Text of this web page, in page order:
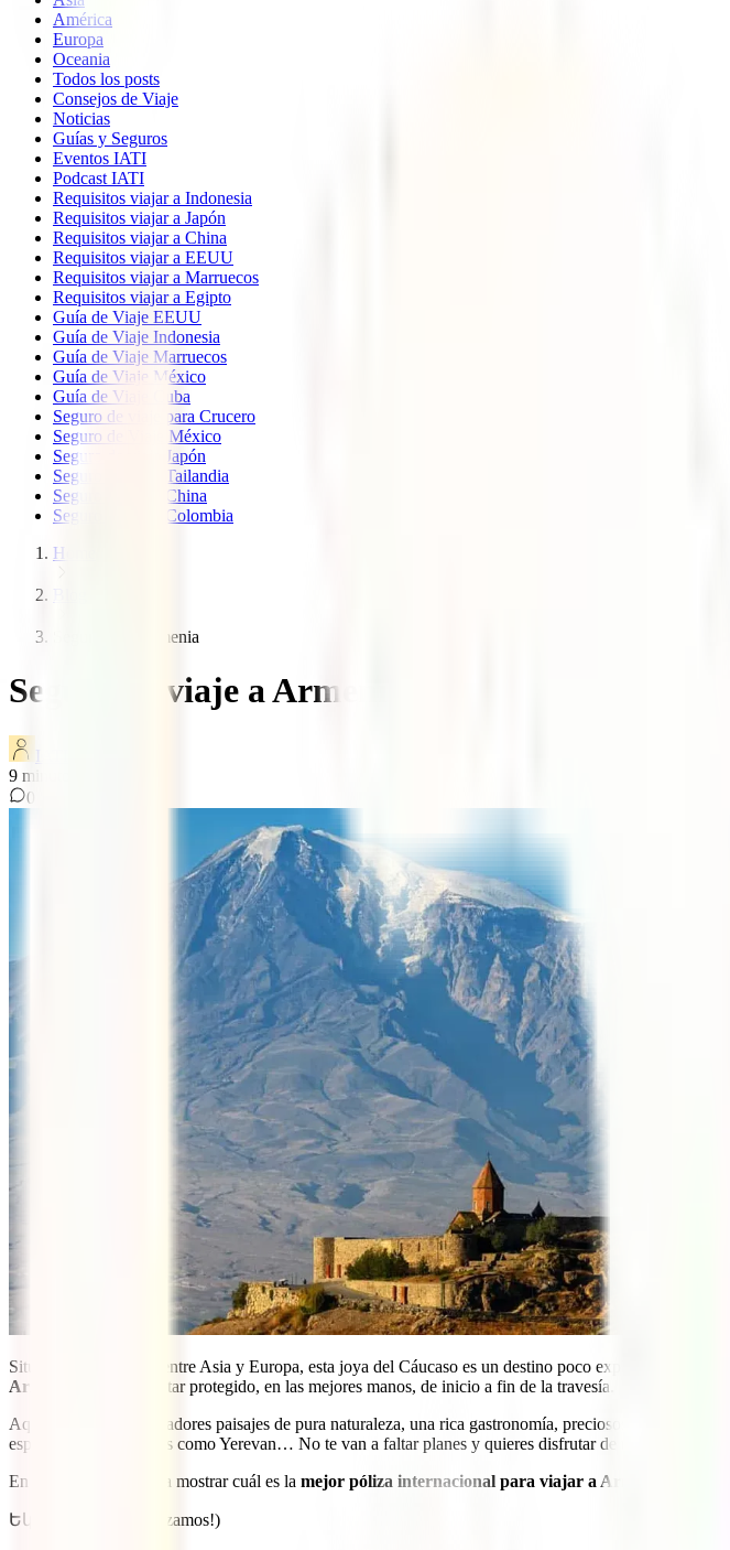
América
Europa
Oceania
Todos los posts
Consejos de Viaje
Noticias
Guías y Seguros
Eventos IATI
Podcast IATI
Requisitos viajar a Indonesia
Requisitos viajar a Japón
Requisitos viajar a China
Requisitos viajar a EEUU
Requisitos viajar a Marruecos
Requisitos viajar a Egipto
Guía de Viaje EEUU
Guía de Viaje Indonesia
Guía de Viaje Marruecos
Guía de Viaje México
Guía de Viaje Cuba
Seguro de viaje para Crucero
Seguro de Viaje México
Seguro de viaje Japón
Seguro de viaje Tailandia
Seguro de viaje China
Seguro de viaje Colombia
Home
Seguro viaje armenia
Seguro de viaje a Armenia
9 minutos de lectura
0
Situado en la frontera entre Asia y Europa, esta joya del Cáucaso es un destino poco explotado que
Armenia
te asegura estar protegido, en las mejores manos, de inicio a fin de la travesía.
Aquí te esperan abrumadores paisajes de pura naturaleza, una rica gastronomía, preciosos edificios
espectaculares ciudades como Yerevan… No te van a faltar planes y quieres disfrutar de todo ello con la
En esta guía te vamos a mostrar cuál es la mejor póliza internacional para viajar a Armenia , qué
Եկ սկսենք! (¡Empezamos!)